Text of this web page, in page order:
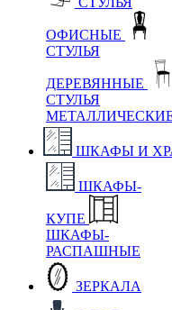
ОФИСНЫЕ
СТУЛЬЯ
ДЕРЕВЯННЫЕ
СТУЛЬЯ
ШКАФЫ И
ШКАФЫ-
КУПЕ
ШКАФЫ-
РАСПАШНЫЕ
ЗЕРКАЛА